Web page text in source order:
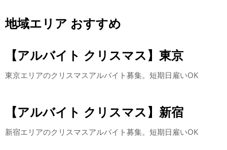
地域エリア おすすめ
【アルバイト クリスマス】東京
東京エリアのクリスマスアルバイト募集。短期日雇いOK
【アルバイト クリスマス】新宿
新宿エリアのクリスマスアルバイト募集。短期日雇いOK